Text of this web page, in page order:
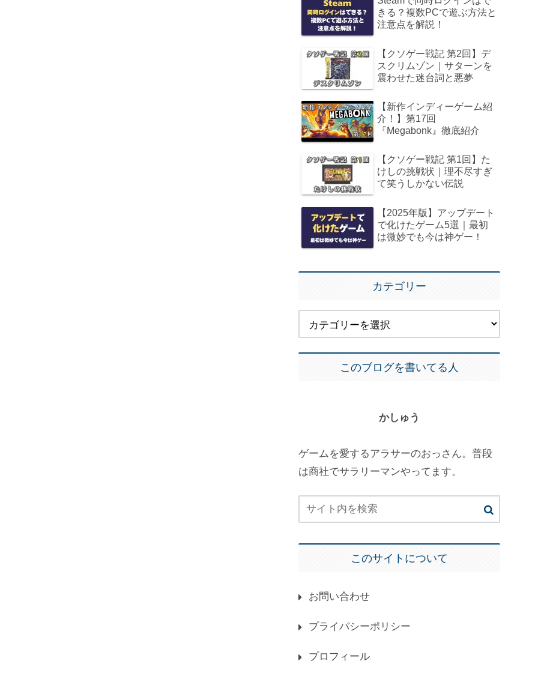
きる？複数PCで遊ぶ方法と
注意点を解説！
【クソゲー戦記 第2回】デ
スクリムゾン｜サターンを
震わせた迷台詞と悪夢
【新作インディーゲーム紹
介！】第17回
『Megabonk』徹底紹介
【クソゲー戦記 第1回】た
けしの挑戦状｜理不尽すぎ
て笑うしかない伝説
【2025年版】アップデート
で化けたゲーム5選｜最初
は微妙でも今は神ゲー！
カテゴリー
このブログを書いてる人
かしゅう
ゲームを愛するアラサーのおっさん。普段
は商社でサラリーマンやってます。
このサイトについて
お問い合わせ
プライバシーポリシー
プロフィール